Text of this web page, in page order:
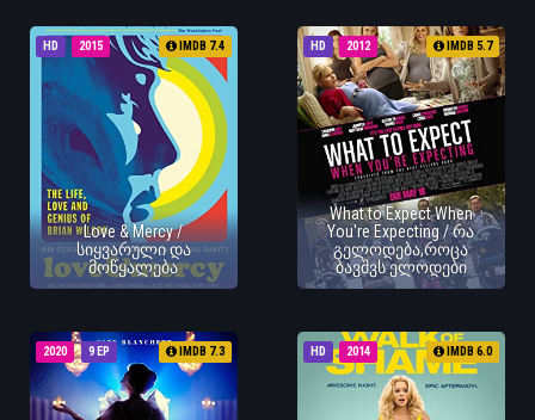
HD 2015 IMDB 7.4
Love & Mercy /
სიყვარული და
მოწყალება
HD 2012 IMDB 5.7
What to Expect When
You're Expecting / რა
გელოდება,როცა
ბავშვს ელოდები
9 EP
2020 IMDB 7.3 HD 2014 IMDB 6.0